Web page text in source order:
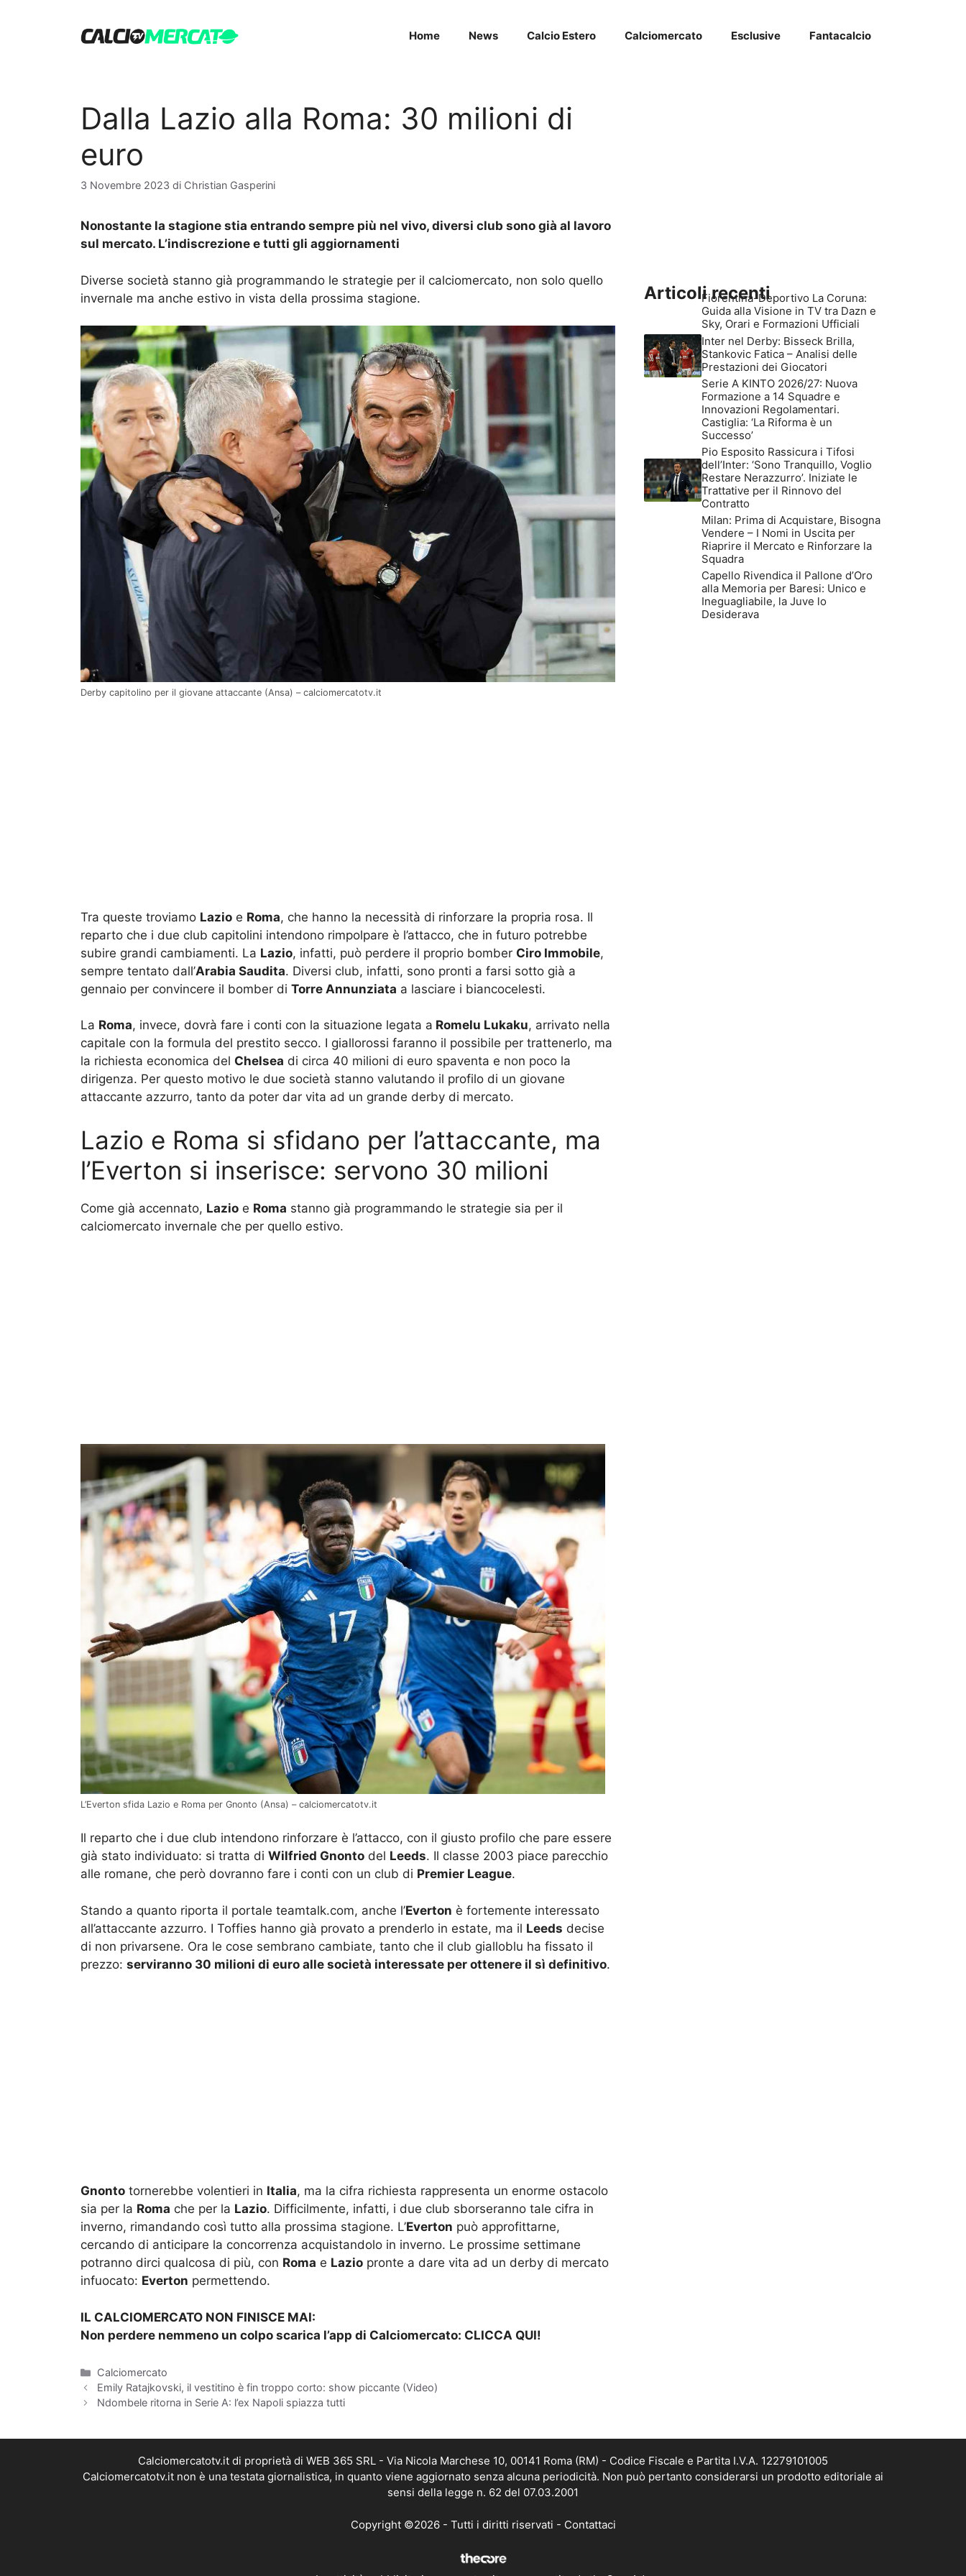
Home News Calcio Estero Calciomercato Esclusive Fantacalcio
Dalla Lazio alla Roma: 30 milioni di
euro
3 Novembre 2023 di Christian Gasperini
Nonostante la stagione stia entrando sempre più nel vivo, diversi club sono già al lavoro
sul mercato. L’indiscrezione e tutti gli aggiornamenti
Diverse società stanno già programmando le strategie per il calciomercato, non solo quello
invernale ma anche estivo in vista della prossima stagione.
Derby capitolino per il giovane attaccante (Ansa) – calciomercatotv.it
Tra queste troviamo Lazio e Roma, che hanno la necessità di rinforzare la propria rosa. Il
reparto che i due club capitolini intendono rimpolpare è l’attacco, che in futuro potrebbe
subire grandi cambiamenti. La Lazio, infatti, può perdere il proprio bomber Ciro Immobile,
sempre tentato dall’Arabia Saudita. Diversi club, infatti, sono pronti a farsi sotto già a
gennaio per convincere il bomber di Torre Annunziata a lasciare i biancocelesti.
La Roma, invece, dovrà fare i conti con la situazione legata a Romelu Lukaku, arrivato nella
capitale con la formula del prestito secco. I giallorossi faranno il possibile per trattenerlo, ma
la richiesta economica del Chelsea di circa 40 milioni di euro spaventa e non poco la
dirigenza. Per questo motivo le due società stanno valutando il profilo di un giovane
attaccante azzurro, tanto da poter dar vita ad un grande derby di mercato.
Lazio e Roma si sfidano per l’attaccante, ma
l’Everton si inserisce: servono 30 milioni
Come già accennato, Lazio e Roma stanno già programmando le strategie sia per il
calciomercato invernale che per quello estivo.
L’Everton sfida Lazio e Roma per Gnonto (Ansa) – calciomercatotv.it
Il reparto che i due club intendono rinforzare è l’attacco, con il giusto profilo che pare essere
già stato individuato: si tratta di Wilfried Gnonto del Leeds. Il classe 2003 piace parecchio
alle romane, che però dovranno fare i conti con un club di Premier League.
Stando a quanto riporta il portale teamtalk.com, anche l’Everton è fortemente interessato
all’attaccante azzurro. I Toffies hanno già provato a prenderlo in estate, ma il Leeds decise
di non privarsene. Ora le cose sembrano cambiate, tanto che il club gialloblu ha fissato il
prezzo: serviranno 30 milioni di euro alle società interessate per ottenere il sì definitivo.
Gnonto tornerebbe volentieri in Italia, ma la cifra richiesta rappresenta un enorme ostacolo
sia per la Roma che per la Lazio. Difficilmente, infatti, i due club sborseranno tale cifra in
inverno, rimandando così tutto alla prossima stagione. L’Everton può approfittarne,
cercando di anticipare la concorrenza acquistandolo in inverno. Le prossime settimane
potranno dirci qualcosa di più, con Roma e Lazio pronte a dare vita ad un derby di mercato
infuocato: Everton permettendo.
IL CALCIOMERCATO NON FINISCE MAI:
Non perdere nemmeno un colpo scarica l’app di Calciomercato: CLICCA QUI!
Categorie
Calciomercato
Emily Ratajkovski, il vestitino è fin troppo corto: show piccante (Video)
Ndombele ritorna in Serie A: l’ex Napoli spiazza tutti
Articoli recenti
Fiorentina-Deportivo La Coruna:
Guida alla Visione in TV tra Dazn e
Sky, Orari e Formazioni Ufficiali
Inter nel Derby: Bisseck Brilla,
Stankovic Fatica – Analisi delle
Prestazioni dei Giocatori
Serie A KINTO 2026/27: Nuova
Formazione a 14 Squadre e
Innovazioni Regolamentari.
Castiglia: ‘La Riforma è un
Successo’
Pio Esposito Rassicura i Tifosi
dell’Inter: ‘Sono Tranquillo, Voglio
Restare Nerazzurro’. Iniziate le
Trattative per il Rinnovo del
Contratto
Milan: Prima di Acquistare, Bisogna
Vendere – I Nomi in Uscita per
Riaprire il Mercato e Rinforzare la
Squadra
Capello Rivendica il Pallone d’Oro
alla Memoria per Baresi: Unico e
Ineguagliabile, la Juve lo
Desiderava
Calciomercatotv.it di proprietà di WEB 365 SRL - Via Nicola Marchese 10, 00141 Roma (RM) - Codice Fiscale e Partita I.V.A. 12279101005
Calciomercatotv.it non è una testata giornalistica, in quanto viene aggiornato senza alcuna periodicità. Non può pertanto considerarsi un prodotto editoriale ai
sensi della legge n. 62 del 07.03.2001
Copyright ©2026 - Tutti i diritti riservati - Contattaci